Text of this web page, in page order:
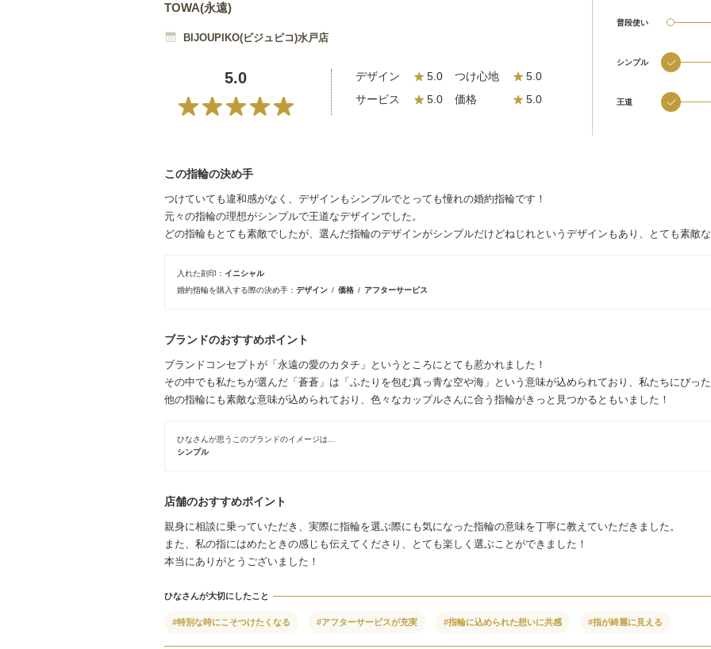
TOWA(永遠)
BIJOUPIKO(ビジュピコ)水戸店
5.0 デザイン 5.0 つけ心地
5.0
サービス
5.0 価格 5.0
普段使い
シンプル
王道
この指輪の決め手
つけていても違和感がなく、デザインもシンプルでとっても憧れの婚約指輪です！
元々の指輪の理想がシンプルで王道なデザインでした。
どの指輪もとても素敵でしたが、選んだ指輪のデザインがシンプルだけどねじれというデザインもあり、とても素敵な
入れた刻印
イニシャル
婚約指輪を購入する際の決め手
デザイン 価格 アフターサービス
ブランドのおすすめポイント
ブランドコンセプトが「永遠の愛のカタチ」というところにとても惹かれました！
その中でも私たちが選んだ「蒼蒼」は「ふたりを包む真っ青な空や海」という意味が込められており、私たちにぴった
他の指輪にも素敵な意味が込められており、色々なカップルさんに合う指輪がきっと見つかるともいました！
ひなさんが思うこのブランドのイメージは…
シンプル
店舗のおすすめポイント
親身に相談に乗っていただき、実際に指輪を選ぶ際にも気になった指輪の意味を丁寧に教えていただきました。
また、私の指にはめたときの感じも伝えてくださり、とても楽しく選ぶことができました！
本当にありがとうございました！
ひなさんが大切にしたこと
#特別な時にこそつけたくなる #アフターサービスが充実 #指輪に込められた想いに共感 #指が綺麗に見える